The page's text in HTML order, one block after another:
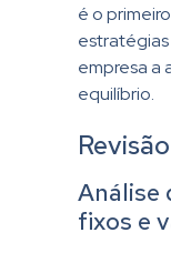
é o
empresa a
equilíbrio.
Análise
fixos e